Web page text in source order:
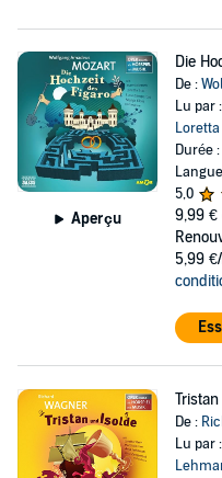
Aperçu
Die
De :
Lu par :
Durée
5,0
9,99 €
5,99
De :
Lu par :